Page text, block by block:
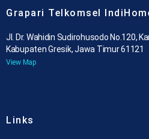
Grapari Telkomsel
Jl. Dr. Wahidin Sudirohusodo No.120,
Kabupaten Gresik, Jawa Timur 61121
View Map
Links